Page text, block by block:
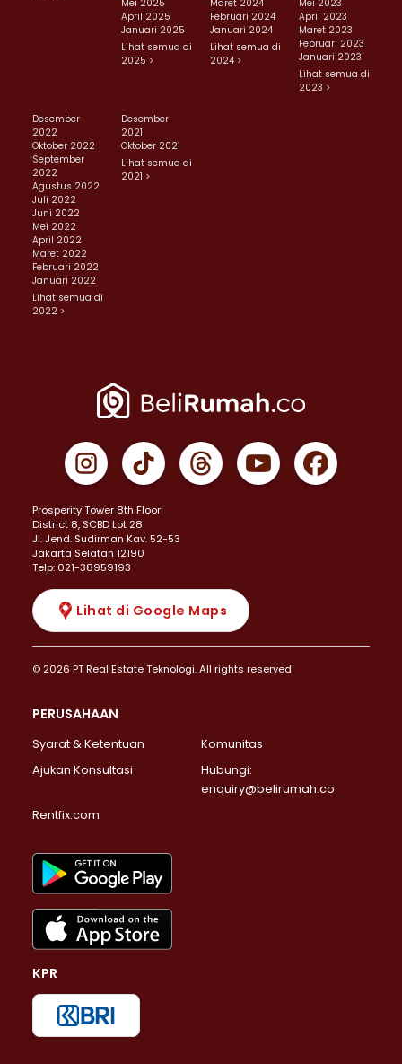
Mei 2025
April 2025
Januari 2025
Lihat semua di
2025 >
Maret 2024
Februari 2024
Januari 2024
Lihat semua di
2024 >
Mei 2023
April 2023
Maret 2023
Februari 2023
Januari 2023
Lihat semua di
2023 >
Desember
2022
Oktober 2022
September
2022
Agustus 2022
Juli 2022
Juni 2022
Mei 2022
April 2022
Maret 2022
Februari 2022
Januari 2022
Lihat semua di
2022 >
Desember
2021
Oktober 2021
Lihat semua di
2021 >
Prosperity Tower 8th Floor
District 8, SCBD Lot 28
JI. Jend. Sudirman Kav. 52-53
Jakarta Selatan 12190
Telp: 021-38959193
Lihat di Google Maps
© 2026 PT Real Estate Teknologi. All rights reserved
PERUSAHAAN
Syarat & Ketentuan
Komunitas
Ajukan Konsultasi
Hubungi:
enquiry@belirumah.co
Rentfix.com
KPR